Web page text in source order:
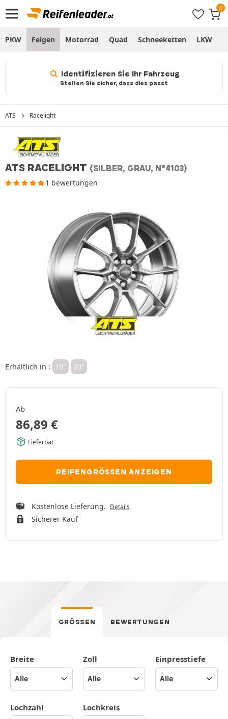
PKW Felgen Motorrad Quad Schneeketten LKW
Identifizieren Sie Ihr Fahrzeug
Stellen Sie sicher, dass dies passt
ATS Racelight
ATS RACELIGHT (SILBER, GRAU, N°4103)
1 bewertungen
Erhältlich in : 19" 20"
Ab
86,89 €
Lieferbar
REIFENGRÖSSEN ANZEIGEN
Kostenlose Lieferung. Details
Sicherer Kauf
GRÖSSEN BEWERTUNGEN
Breite Zoll Einpresstiefe
Lochzahl Lochkreis